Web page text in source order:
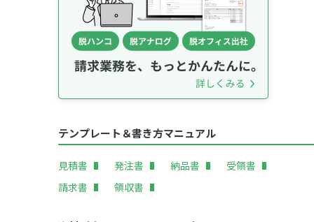
テンプレート＆書き方マニュアル
見積書 発注書 納品書
受領書
請求書
領収書